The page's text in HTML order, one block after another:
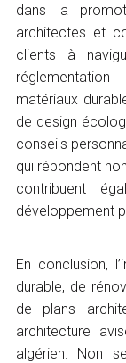
dans la
architectes et
clients à
matériaux
de design
conseils
qui répondent
contribuent
développement
En conclusion,
durable, de
de plans
architecture
algérien. Non